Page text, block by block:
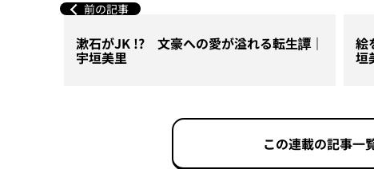
前の記事
漱石がJK !? 文豪への愛が溢れる転生譚｜
宇垣美里
絵
垣
この連載の記事一